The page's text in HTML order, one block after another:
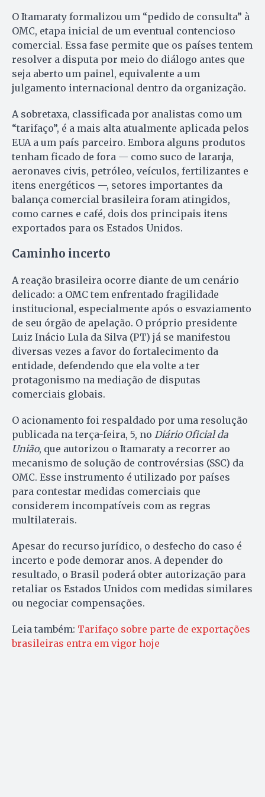
O Itamaraty formalizou um “pedido de consulta” à
OMC, etapa inicial de um eventual contencioso
comercial. Essa fase permite que os países tentem
resolver a disputa por meio do diálogo antes que
seja aberto um painel, equivalente a um
julgamento internacional dentro da organização.
A sobretaxa, classificada por analistas como um
“tarifaço”, é a mais alta atualmente aplicada pelos
EUA a um país parceiro. Embora alguns produtos
tenham ficado de fora — como suco de laranja,
aeronaves civis, petróleo, veículos, fertilizantes e
itens energéticos —, setores importantes da
balança comercial brasileira foram atingidos,
como carnes e café, dois dos principais itens
exportados para os Estados Unidos.
Caminho incerto
A reação brasileira ocorre diante de um cenário
delicado: a OMC tem enfrentado fragilidade
institucional, especialmente após o esvaziamento
de seu órgão de apelação. O próprio presidente
Luiz Inácio Lula da Silva (PT) já se manifestou
diversas vezes a favor do fortalecimento da
entidade, defendendo que ela volte a ter
protagonismo na mediação de disputas
comerciais globais.
O acionamento foi respaldado por uma resolução
publicada na terça-feira, 5, no Diário Oficial da
União, que autorizou o Itamaraty a recorrer ao
mecanismo de solução de controvérsias (SSC) da
OMC. Esse instrumento é utilizado por países
para contestar medidas comerciais que
considerem incompatíveis com as regras
multilaterais.
Apesar do recurso jurídico, o desfecho do caso é
incerto e pode demorar anos. A depender do
resultado, o Brasil poderá obter autorização para
retaliar os Estados Unidos com medidas similares
ou negociar compensações.
Leia também: Tarifaço sobre parte de exportações
brasileiras entra em vigor hoje